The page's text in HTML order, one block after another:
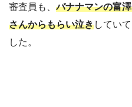
審査員も、バナナマンの富
さんからもらい泣きしてい
した。